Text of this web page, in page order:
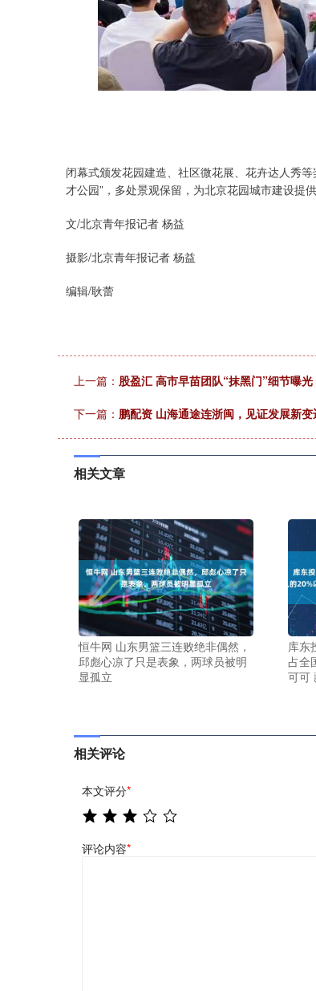
闭幕式颁发花园建造、社区微花展、花卉达人秀
才公园”，多处景观保留，为北京花园城市建设提供
文/北京青年报记者 杨益
摄影/北京青年报记者 杨益
编辑/耿蕾
上一篇： 股盈汇 高市早苗团队“抹黑门”细节曝
下一篇： 鹏配资 山海通途连浙闽，见证发展新变
相关文章
恒牛网 山东男篮三连败绝非偶然，
邱彪心凉了只是表象，两球员被明
显孤立
库东
占全
可可
相关评论
本文评分*
评论内容*